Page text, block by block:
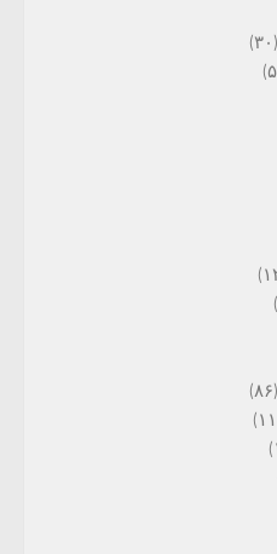
(۳۰)
(۸۶)